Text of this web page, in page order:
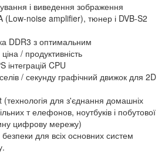
і виведення зображення
(Low-noise amplifier), тюнер і DVB-S2
DDR3 з оптимальним
/ продуктивність
інтеграцій CPU
/ секунду графічний движок для 2D
для з'єднання домашніх
т елефонов, ноутбуків і побутової
цифрову мережу)
для всіх основних систем